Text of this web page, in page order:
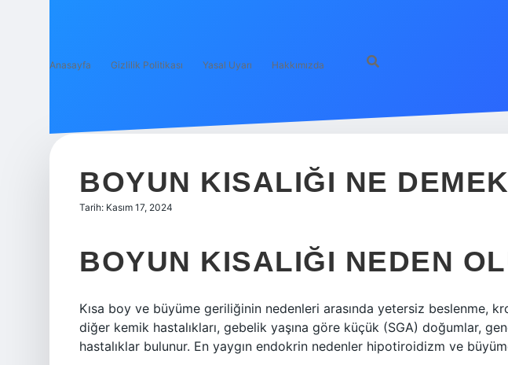
Anasayfa Gizlilik Politikası Yasal Uyarı Hakkımızda
BOYUN KISALIĞI NE DEMEK
Tarih: Kasım 17, 2024
BOYUN KISALIĞI NEDEN
Kısa boy ve büyüme geriliğinin nedenleri arasında yetersiz beslenme,
diğer kemik hastalıkları, gebelik yaşına göre küçük (SGA) doğumlar,
hastalıklar bulunur. En yaygın endokrin nedenler hipotiroidizm ve